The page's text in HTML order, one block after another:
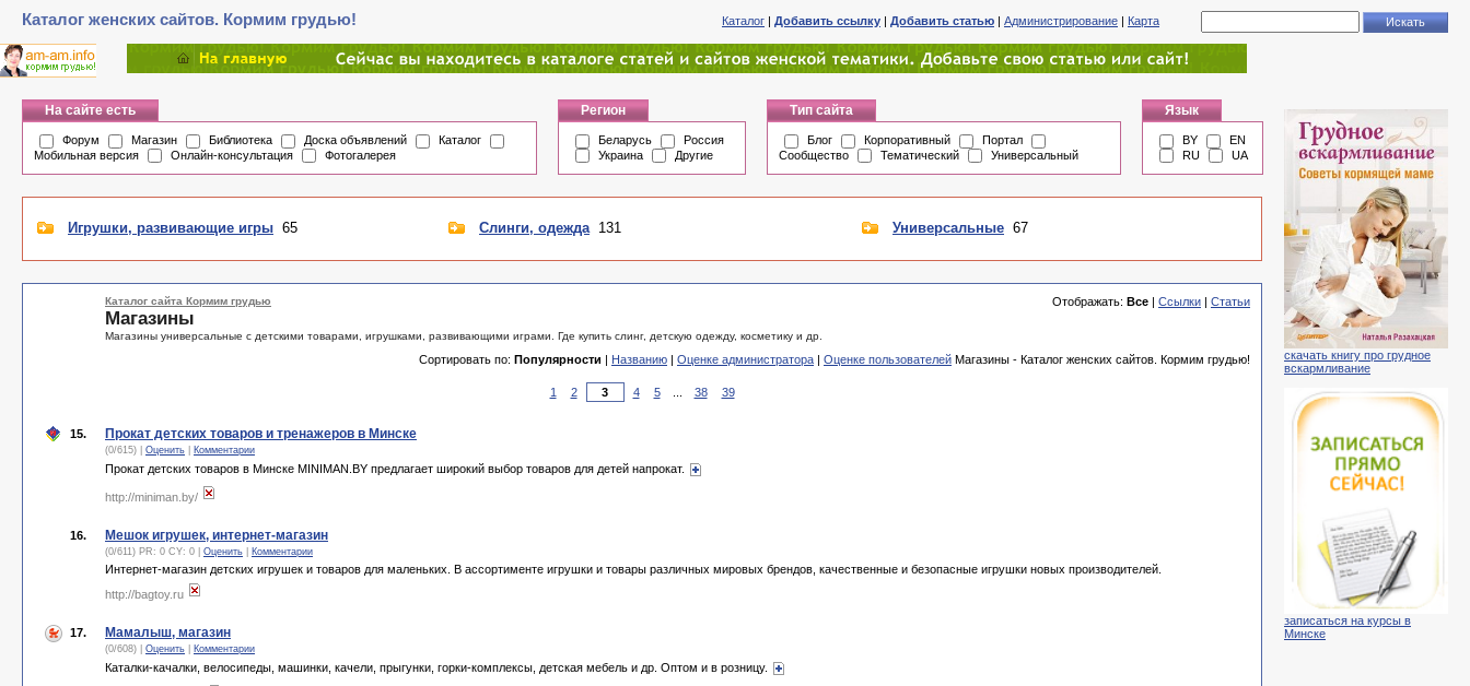
Каталог женских сайтов. Кормим грудью! Каталог | Добавить ссылку | Добавить статью | Администрирование | Карта
На сайте есть
Форум Магазин Библиотека Доска объявлений
Каталог
Мобильная версия
Онлайн-консультация Фотогалерея
Регион
Беларусь
Россия
Украина
Другие
Тип сайта
Блог Корпоративный
Портал
Сообщество
Тематический Универсальный
Язык
BY
EN
RU
UA
Игрушки, развивающие игры 65 Слинги, одежда 131 Универсальные 67
Каталог сайта Кормим грудью Отображать: Все | Ссылки | Статьи
Магазины
Магазины универсальные с детскими товарами, игрушками, развивающими играми. Где купить слинг, детскую одежду, косметику и др.
Сортировать по: Популярности | Названию | Оценке администратора | Оценке пользователей Магазины - Каталог женских сайтов. Кормим грудью!
1 2 4 5 38 39
15. Прокат детских товаров и тренажеров в Минске
(0/615) | Оценить Комментарии
Прокат детских товаров в Минске MINIMAN.BY предлагает широкий выбор товаров для детей напрокат.
http://miniman.by/
16. Мешок игрушек, интернет-магазин
(0/611) PR: 0 CY: 0 | Оценить Комментарии
Интернет-магазин детских игрушек и товаров для маленьких. В ассортименте игрушки и товары различных мировых брендов, качественные и безопасные игрушки новых производителей.
http://bagtoy.ru
17. Мамалыш, магазин
(0/608) | Оценить Комментарии
Каталки-качалки, велосипеды, машинки, качели, прыгунки, горки-комплексы, детская мебель и др. Оптом и в розницу.
скачать книгу про грудное
вскармливание
записаться на курсы в
Минске